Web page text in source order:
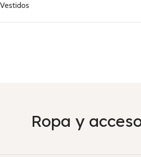
Vestidos
Ropa y